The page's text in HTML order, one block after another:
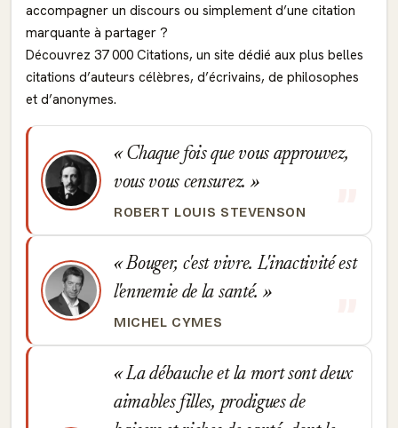
accompagner un discours ou simplement d’une citation
marquante à partager ?
Découvrez 37 000 Citations, un site dédié aux plus belles
citations d’auteurs célèbres, d’écrivains, de philosophes
et d’anonymes.
Chaque fois que vous approuvez,
vous vous censurez.
ROBERT LOUIS STEVENSON
Bouger, c'est vivre. L'inactivité est
l'ennemie de la santé.
MICHEL CYMES
La débauche et la mort sont deux
aimables filles, prodigues de